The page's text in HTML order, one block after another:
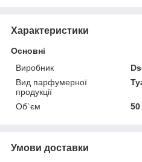
Характеристики
Основні
Виробник
Вид парфумерної
продукції
Об`єм
Умови доставки